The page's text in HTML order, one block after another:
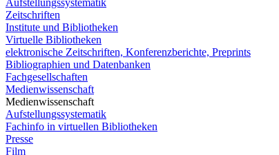
Aufstellungssystematik
Zeitschriften
Institute und Bibliotheken
Virtuelle Bibliotheken
elektronische Zeitschriften, Konferenzberichte, Preprints
Bibliographien und Datenbanken
Fachgesellschaften
Medienwissenschaft
Medienwissenschaft
Aufstellungssystematik
Fachinfo in virtuellen Bibliotheken
Presse
Film